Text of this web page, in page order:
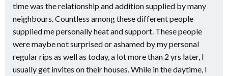
time was the relationship and addition supplied by many
neighbours. Countless among these different people
supplied me personally heat and support. These people
were maybe not surprised or ashamed by my personal
regular rips as well as today, a lot more than 2 yrs later, I
usually get invites on their houses. While in the daytime, I